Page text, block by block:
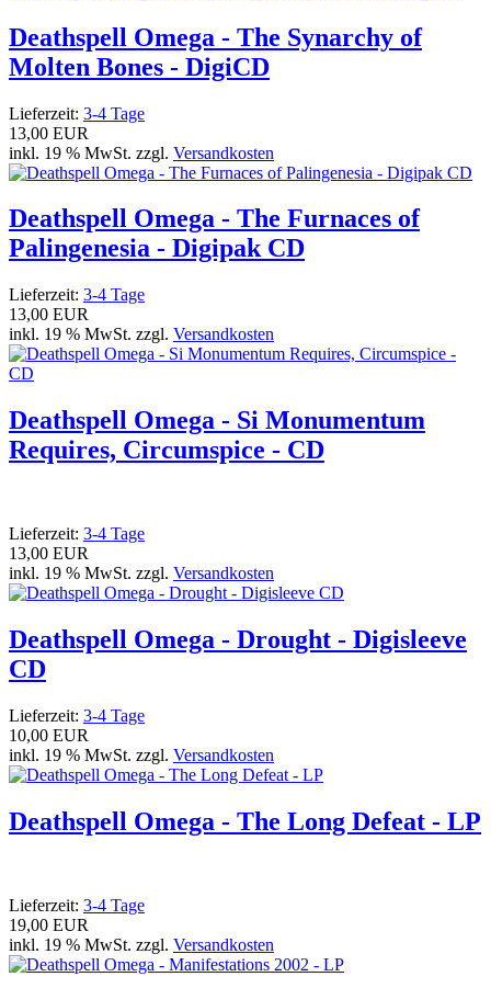
Deathspell Omega - The Synarchy of
Molten Bones - DigiCD
Lieferzeit: 3-4 Tage
13,00 EUR
inkl. 19 % MwSt. zzgl. Versandkosten
Deathspell Omega - The Furnaces of
Palingenesia - Digipak CD
Lieferzeit: 3-4 Tage
13,00 EUR
inkl. 19 % MwSt. zzgl. Versandkosten
Deathspell Omega - Si Monumentum
Requires, Circumspice - CD
Lieferzeit: 3-4 Tage
13,00 EUR
inkl. 19 % MwSt. zzgl. Versandkosten
Deathspell Omega - Drought - Digisleeve
CD
Lieferzeit: 3-4 Tage
10,00 EUR
inkl. 19 % MwSt. zzgl. Versandkosten
Deathspell Omega - The Long Defeat - LP
Lieferzeit: 3-4 Tage
19,00 EUR
inkl. 19 % MwSt. zzgl. Versandkosten